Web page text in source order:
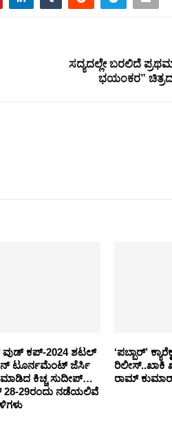
ಸದ್ಯದಲ್ಲೇ ಬರಲಿದೆ
ಭಯಂಕರ” ಚಿತ್ರದ
ವುಡ್ ಕಪ್-2024 ಶಟಲ್
ಟೂರ್ನಮೆಂಟ್ ಜೆರ್ಸಿ
ಕಿಚ್ಚ ಸುದೀಪ್…
28-29ರಂದು ನಡೆಯಲಿವೆ
‘ಪಬ್ಬಾರ್’
ರಿಲೀಸ್..ಖಾಕಿ
ರಾಮ್